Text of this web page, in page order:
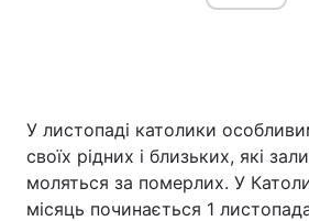
У листопаді католики
своїх рідних і близьких, які
моляться за померлих. У
місяць починається 1